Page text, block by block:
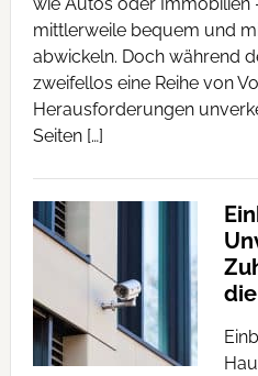
mittlerweile bequem und
abwickeln. Doch während
zweifellos eine Reihe von
Herausforderungen
Seiten […]